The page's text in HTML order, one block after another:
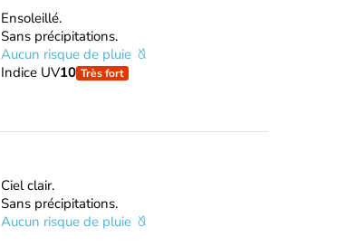
Ensoleillé.
Sans précipitations.
Aucun risque de pluie
Indice UV10 Très fort
Ciel clair.
Sans précipitations.
Aucun risque de pluie